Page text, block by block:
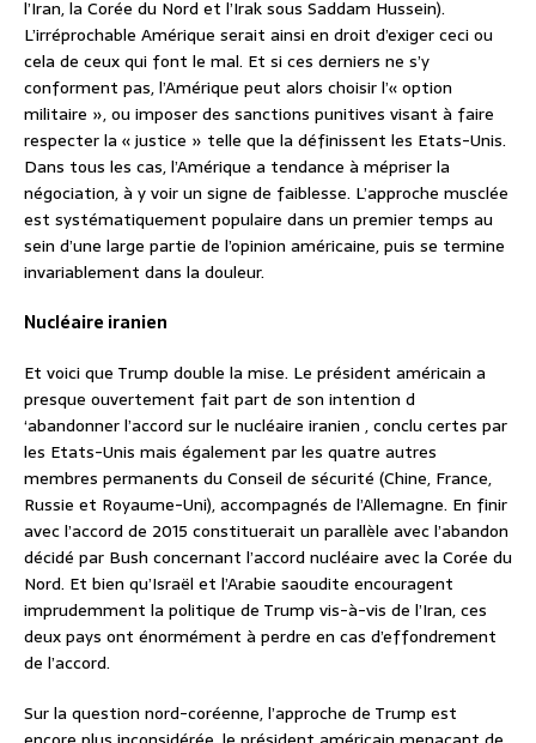
l’Iran, la Corée du Nord et l’Irak sous Saddam Hussein).
L’irréprochable Amérique serait ainsi en droit d’exiger ceci ou
cela de ceux qui font le mal. Et si ces derniers ne s’y
conforment pas, l’Amérique peut alors choisir l’« option
militaire », ou imposer des sanctions punitives visant à faire
respecter la « justice » telle que la définissent les Etats-Unis.
Dans tous les cas, l’Amérique a tendance à mépriser la
négociation, à y voir un signe de faiblesse. L’approche musclée
est systématiquement populaire dans un premier temps au
sein d’une large partie de l’opinion américaine, puis se termine
invariablement dans la douleur.
Nucléaire iranien
Et voici que Trump double la mise. Le président américain a
presque ouvertement fait part de son intention d
‘abandonner l’accord sur le nucléaire iranien , conclu certes par
les Etats-Unis mais également par les quatre autres
membres permanents du Conseil de sécurité (Chine, France,
Russie et Royaume-Uni), accompagnés de l’Allemagne. En finir
avec l’accord de 2015 constituerait un parallèle avec l’abandon
décidé par Bush concernant l’accord nucléaire avec la Corée du
Nord. Et bien qu’Israël et l’Arabie saoudite encouragent
imprudemment la politique de Trump vis-à-vis de l’Iran, ces
deux pays ont énormément à perdre en cas d’effondrement
de l’accord.
Sur la question nord-coréenne, l’approche de Trump est